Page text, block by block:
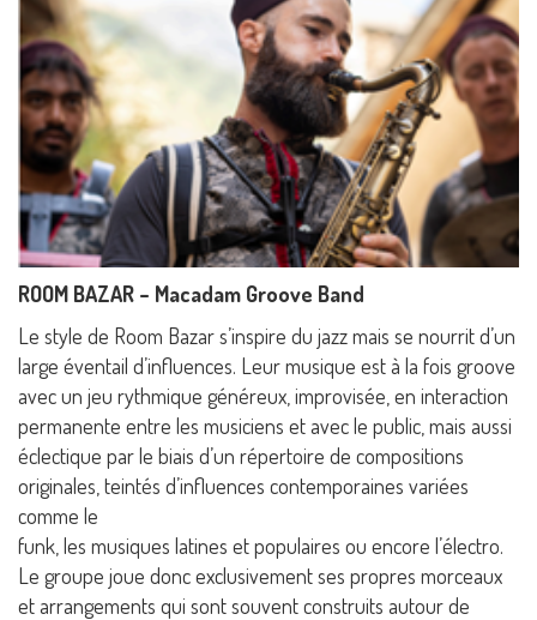
ROOM BAZAR – Macadam Groove Band
Le style de Room Bazar s’inspire du jazz mais se nourrit d’un
large éventail d’influences. Leur musique est à la fois groove
avec un jeu rythmique généreux, improvisée, en interaction
permanente entre les musiciens et avec le public, mais aussi
éclectique par le biais d’un répertoire de compositions
originales, teintés d’influences contemporaines variées
comme le
funk, les musiques latines et populaires ou encore l’électro.
Le groupe joue donc exclusivement ses propres morceaux
et arrangements qui sont souvent construits autour de